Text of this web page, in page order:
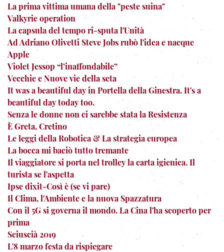
La prima vittima umana della "peste suina"
Valkyrie operation
La capsula del tempo ri-sputa l'Unità
Ad Adriano Olivetti Steve Jobs rubò l'idea e nacque
Apple
Violet Jessop “l’inaffondabile”
Vecchie e Nuove vie della seta
It was a beautiful day in Portella della Ginestra. It's a
beautiful day today too.
Senza le donne non ci sarebbe stata la Resistenza
È Greta, Cretino
Le leggi della Robotica & La strategia europea
La bocca mi baciò tutto tremante
Il viaggiatore si porta nel trolley la carta igienica. Il
turista se l'aspetta
Ipse dixit-Così è (se vi pare)
Il Clima, l'Ambiente e la nuova Spazzatura
Con il 5G si governa il mondo. La Cina l'ha scoperto per
prima
Sciuscià 2019
L'8 marzo festa da rispiegare